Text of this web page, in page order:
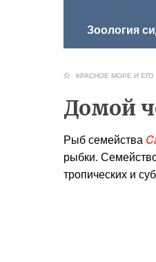
Зоология
КРАСНОЕ МОРЕ И
Домой
Рыб семейства
рыбки.
тропических и